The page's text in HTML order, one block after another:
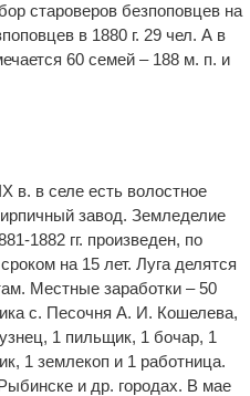
староверов безпоповцев на
в 1880 г. 29 чел. А в
60 семей – 188 м. п. и
в. в селе есть волостное
завод. Земледелие
1882 гг. произведен, по
на 15 лет. Луга делятся
Местные заработки – 50
с. Песочня А. И. Кошелева,
1 пильщик, 1 бочар, 1
1 землекоп и 1 работница.
и др. городах. В мае